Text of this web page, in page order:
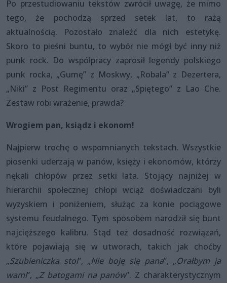
Po przestudiowaniu tekstów zwrócił uwagę, że mimo
tego, że pochodzą sprzed setek lat, to rażą
aktualnością. Pozostało znaleźć dla nich estetykę.
Skoro to pieśni buntu, to wybór nie mógł być inny niż
punk rock. Do współpracy zaprosił legendy polskiego
punk rocka, „Gumę” z Moskwy, „Robala” z Dezertera,
„Niki” z Post Regimentu oraz „Spiętego” z Lao Che.
Zestaw robi wrażenie, prawda?
Wrogiem pan, ksiądz i ekonom!
Najpierw trochę o wspomnianych tekstach. Wszystkie
piosenki uderzają w panów, księży i ekonomów, którzy
nękali chłopów przez setki lata. Stojący najniżej w
hierarchii społecznej chłopi wciąż doświadczani byli
wyzyskiem i poniżeniem, służąc za konie pociągowe
systemu feudalnego. Tym sposobem narodził się bunt
najcięższego kalibru. Stąd też dosadność rozwiązań,
które pojawiają się w utworach, takich jak choćby
„Szubieniczka stoi”, „Nie boję się pana”, „Orałbym ja
wami”, „Z batogami na panów”. Z charakterystycznym